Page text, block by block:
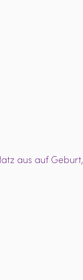
aus auf Geburt,